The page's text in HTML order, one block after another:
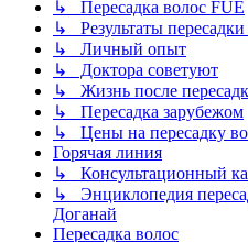
↳ Пересадка волос FUE
↳ Результаты пересадки
↳ Личный опыт
↳ Доктора советуют
↳ Жизнь после
↳ Пересадка зарубежом
↳ Цены на пересадку
Горячая линия
↳ Консультационный
↳ Энциклопедия
Доганай
Пересадка волос